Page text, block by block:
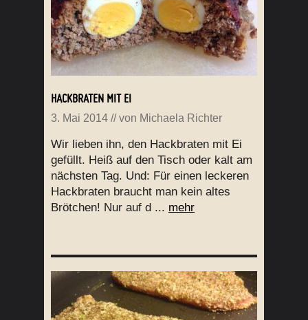
HACKBRATEN MIT EI
3. Mai 2014 // von Michaela Richter
Wir lieben ihn, den Hackbraten mit Ei
gefüllt. Heiß auf den Tisch oder kalt am
nächsten Tag. Und: Für einen leckeren
Hackbraten braucht man kein altes
Brötchen! Nur auf d ... mehr